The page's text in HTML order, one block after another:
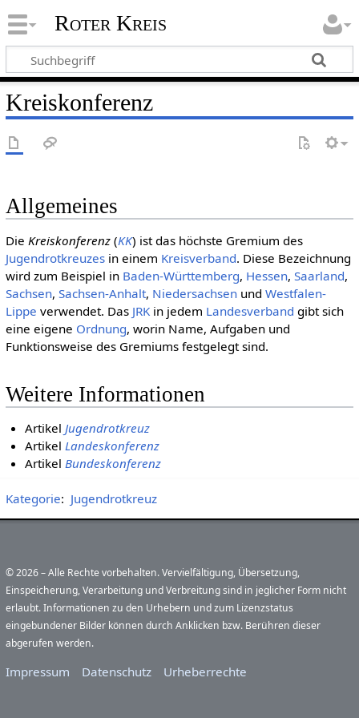
Roter Kreis
Kreiskonferenz
Allgemeines
Die Kreiskonferenz(KK) ist das höchste Gremium des
Jugendrotkreuzesin einem Kreisverband. Diese Bezeichnung
wird zum Beispiel in Baden-Württemberg, Hessen, Saarland,
Sachsen, Sachsen-Anhalt, Niedersachsenund Westfalen-
Lippe verwendet. Das JRKin jedem Landesverband gibt sich
eine eigene Ordnung, worin Name, Aufgaben und
Funktionsweise des Gremiums festgelegt sind.
Weitere Informationen
ArtikelJugendrotkreuz
ArtikelLandeskonferenz
ArtikelBundeskonferenz
Kategorie: Jugendrotkreuz
© 2026 – Alle Rechte vorbehalten. Vervielfältigung, Übersetzung,
Einspeicherung, Verarbeitung und Verbreitung sind in jeglicher Form nicht
erlaubt. Informationen zu den Urhebern und zum Lizenzstatus
eingebundener Bilder können durch Anklicken bzw. Berühren dieser
abgerufen werden.
Impressum Datenschutz Urheberrechte